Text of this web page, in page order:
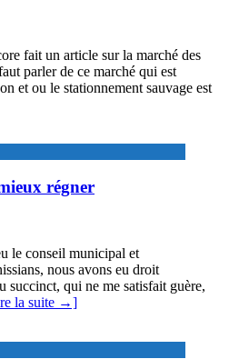
fait un article sur la marché des
parler de ce marché qui est
et ou le stationnement sauvage est
régner
le conseil municipal et
nous avons eu droit
succinct, qui ne me satisfait guère,
la suite →]